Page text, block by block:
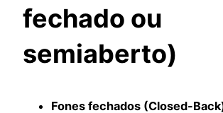
fechado ou
semiaberto)
Fones fechados (Closed-